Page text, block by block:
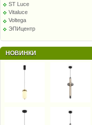
ST Luce
Vitaluce
Voltega
ЭПИцентр
НОВИНКИ